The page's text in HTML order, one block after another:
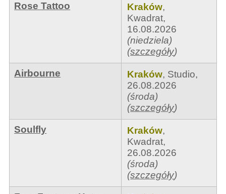
Rose Tattoo Kraków,
Kwadrat,
16.08.2026
(niedziela)
(szczegóły)
Airbourne Kraków, Studio,
26.08.2026
(środa)
(szczegóły)
Soulfly Kraków,
Kwadrat,
26.08.2026
(środa)
(szczegóły)